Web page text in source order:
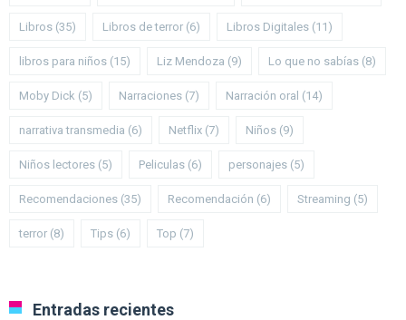
Libros (35) Libros de terror (6) Libros Digitales (11)
libros para niños (15) Liz Mendoza (9) Lo que no sabías (8)
Moby Dick (5) Narraciones (7) Narración oral (14)
narrativa transmedia (6) Netflix (7) Niños (9)
Niños lectores (5) Peliculas (6) personajes (5)
Recomendaciones (35) Recomendación (6) Streaming (5)
terror (8) Tips (6) Top (7)
Entradas recientes